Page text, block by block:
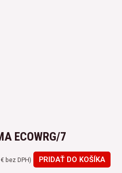
ECOWRG/7
€ bez DPH) PRIDAŤ DO KOŠÍKA